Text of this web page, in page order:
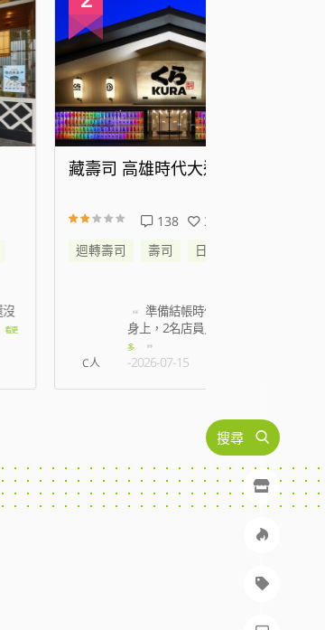
搜尋
藏壽司 高雄時代大道店
138
343726
壽司 日式料理
準備結帳時候蟑螂跑到
身上，2名店員只是默 看更
-2026-07-15